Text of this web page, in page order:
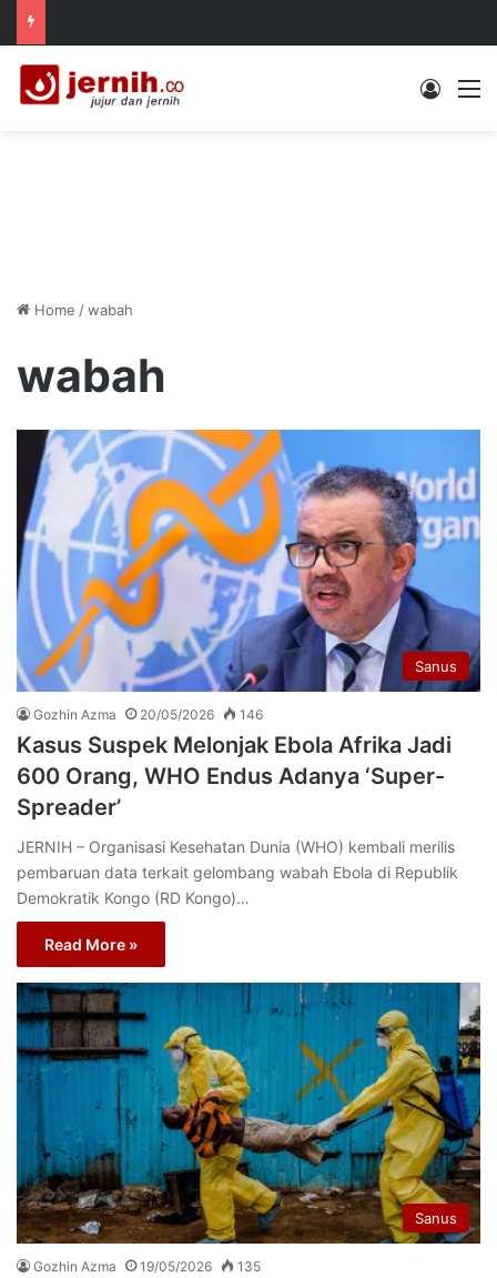
Log In
Home /wabah
wabah
Sanus
Gozhin Azma 20/05/2026 146
Kasus Suspek Melonjak Ebola Afrika Jadi
600 Orang, WHO Endus Adanya ‘Super-
Spreader’
JERNIH – Organisasi Kesehatan Dunia (WHO) kembali merilis
pembaruan data terkait gelombang wabah Ebola di Republik
Demokratik Kongo (RD Kongo)…
Read More »
Sanus
Gozhin Azma 19/05/2026 135